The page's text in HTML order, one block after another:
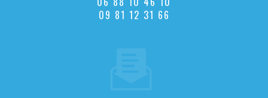
09 81 12 31 66